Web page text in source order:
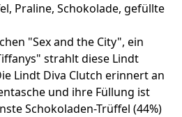
Praline, Schokolade, gefüllte
"Sex and the City", ein
strahlt diese Lindt
Lindt Diva Clutch erinnert an
und ihre Füllung ist
Schokoladen-Trüffel (44%)